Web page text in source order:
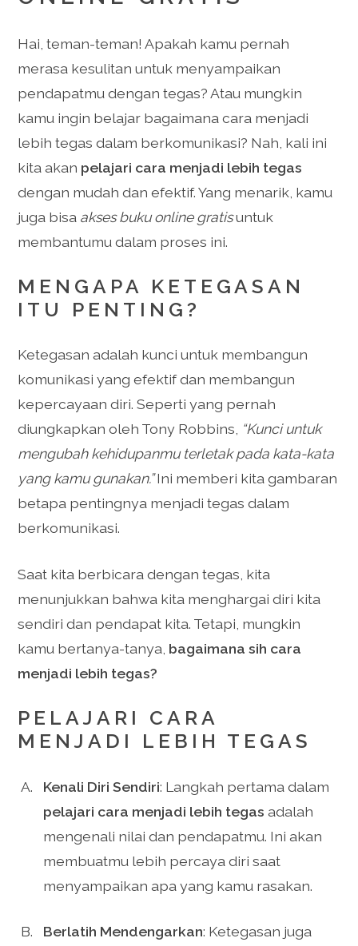
Hai, teman-teman! Apakah kamu pernah
merasa kesulitan untuk menyampaikan
pendapatmu dengan tegas? Atau mungkin
kamu ingin belajar bagaimana cara menjadi
lebih tegas dalam berkomunikasi? Nah, kali ini
kita akan pelajari cara menjadi lebih tegas
dengan mudah dan efektif. Yang menarik, kamu
juga bisa akses buku online gratisuntuk
membantumu dalam proses ini.
MENGAPA KETEGASAN
ITU PENTING?
Ketegasan adalah kunci untuk membangun
komunikasi yang efektif dan membangun
kepercayaan diri. Seperti yang pernah
diungkapkan oleh Tony Robbins, “Kunci untuk
mengubah kehidupanmu terletak pada kata-kata
yang kamu gunakan.”Ini memberi kita gambaran
betapa pentingnya menjadi tegas dalam
berkomunikasi.
Saat kita berbicara dengan tegas, kita
menunjukkan bahwa kita menghargai diri kita
sendiri dan pendapat kita. Tetapi, mungkin
kamu bertanya-tanya, bagaimana sih cara
menjadi lebih tegas?
PELAJARI CARA
MENJADI LEBIH TEGAS
Kenali Diri Sendiri: Langkah pertama dalam
pelajari cara menjadi lebih tegas adalah
mengenali nilai dan pendapatmu. Ini akan
membuatmu lebih percaya diri saat
menyampaikan apa yang kamu rasakan.
Berlatih Mendengarkan: Ketegasan juga